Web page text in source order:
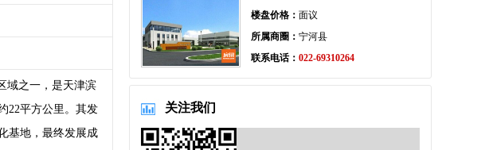
域之一，是天津滨
22平方公里。其发
基地，最终发展成
楼盘价格： 面议
所属商圈： 宁河县
联系电话： 022-69310264
关注我们